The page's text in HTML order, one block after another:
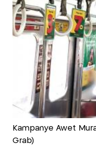
Kampanye Awet
Grab)